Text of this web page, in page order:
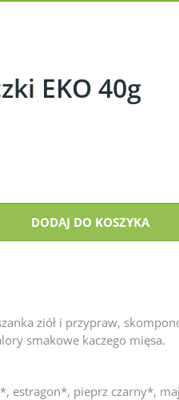
EKO 40g
DODAJ DO KOSZYKA
ziół i przypraw,
smakowe kaczego mięsa.
estragon*, pieprz czarny*,